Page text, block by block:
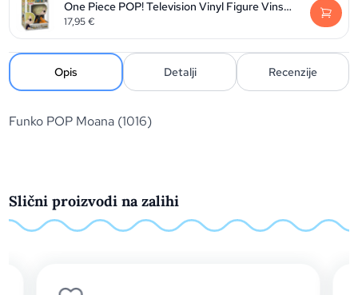
One Piece POP! Television Vinyl Figure Vinsmoke Sanji 9 cm
17,95€
Opis Detalji Recenzije
Funko POP Moana (1016)
Slični proizvodi na zalihi